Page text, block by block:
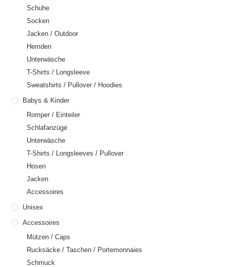
Schuhe
Socken
Jacken / Outdoor
Hemden
Unterwäsche
T-Shirts / Longsleeve
Sweatshirts / Pullover / Hoodies
Babys & Kinder
Romper / Einteiler
Schlafanzüge
Unterwäsche
T-Shirts / Longsleeves / Pullover
Hosen
Jacken
Accessoires
Unisex
Accessoires
Mützen / Caps
Rucksäcke / Taschen / Portemonnaies
Schmuck